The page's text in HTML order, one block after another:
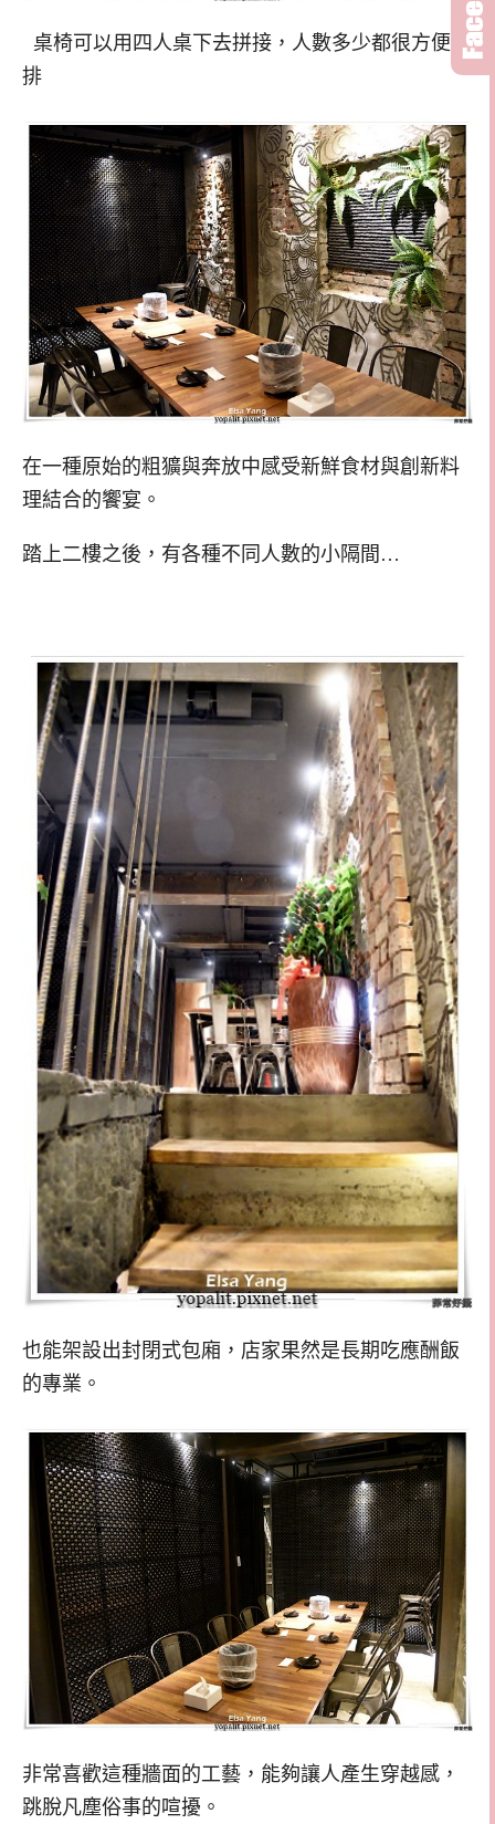
桌椅可以用四人桌下去拼接，人數多少都很方便安
排
在一種原始的粗獷與奔放中感受新鮮食材與創新料
理結合的饗宴。
踏上二樓之後，有各種不同人數的小隔間…
也能架設出封閉式包廂，店家果然是長期吃應酬飯
的專業。
非常喜歡這種牆面的工藝，能夠讓人產生穿越感，
跳脫凡塵俗事的喧擾。